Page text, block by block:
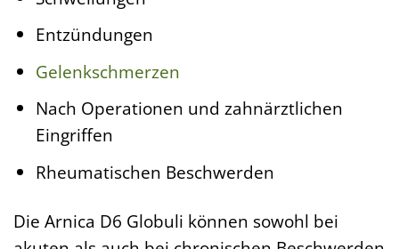
Entzündungen
Gelenkschmerzen
Nach Operationen und zahnärztlichen
Eingriffen
Rheumatischen Beschwerden
Die Arnica D6 Globuli können sowohl bei